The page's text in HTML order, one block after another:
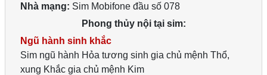
Nhà mạng: Sim Mobifone đầu số 078
Phong thủy nội tại sim:
Ngũ hành sinh khắc
Sim ngũ hành Hỏa tương sinh gia chủ mệnh Thổ,
xung Khắc gia chủ mệnh Kim